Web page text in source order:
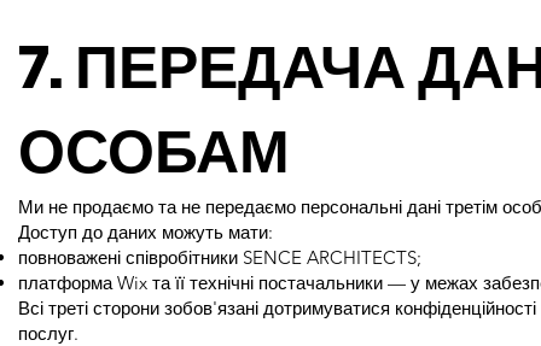
7. ПЕРЕДАЧА
ОСОБАМ
Ми не продаємо та не передаємо персональні дані третім
Доступ до даних можуть мати:
повноважені співробітники SENCE ARCHITECTS;
платформа Wix та її технічні постачальники — у межах
Всі треті сторони зобов'язані дотримуватися
послуг.